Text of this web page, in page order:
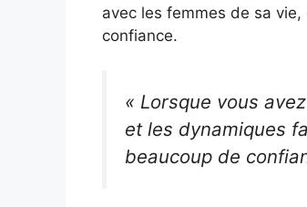
avec les femmes de sa
confiance.
« Lorsque vous
et les dynamiques
beaucoup de